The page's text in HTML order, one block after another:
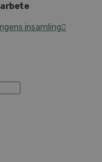
insamling